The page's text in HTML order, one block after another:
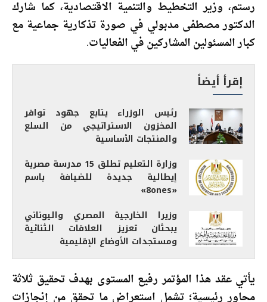
رستم، وزير التخطيط والتنمية الاقتصادية، كما شارك
الدكتور مصطفى مدبولي في صورة تذكارية جماعية مع
كبار المسئولين المشاركين في الفعاليات.
إقرأ أيضاً
رئيس الوزراء يتابع جهود توافر
المخزون الاستراتيجي من السلع
والمنتجات الأساسية
وزارة التعليم تطلق 15 مدرسة مصرية
إيطالية جديدة للضيافة باسم
«8ones»
وزيرا الخارجية المصري واليوناني
يبحثان تعزيز العلاقات الثنائية
ومستجدات الأوضاع الإقليمية
يأتي عقد هذا المؤتمر رفيع المستوى بهدف تحقيق ثلاثة
محاور رئيسية؛ تشمل استعراض ما تحقق من إنجازات